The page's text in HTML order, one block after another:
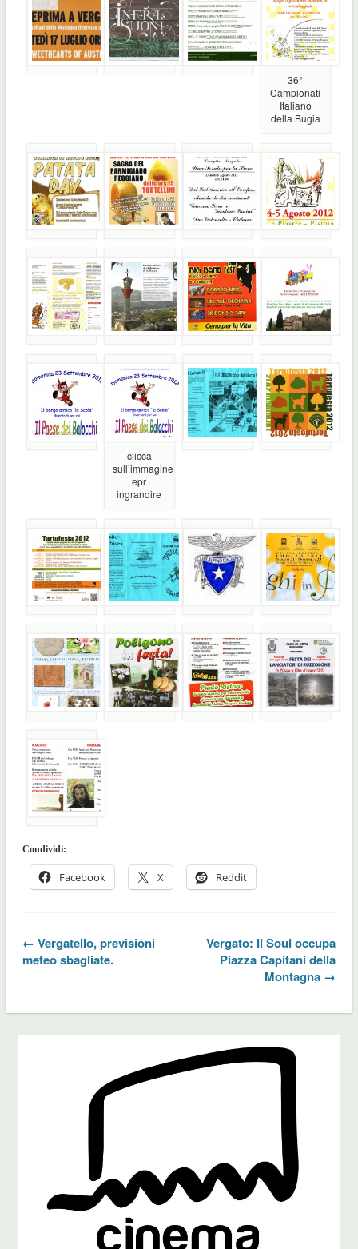
36°
Campionati
Italiano
della Bugia
clicca
sull’immagine
epr
ingrandire
Condividi:
Facebook X Reddit
← Vergatello, previsioni
meteo sbagliate.
Vergato: Il Soul occupa
Piazza Capitani della
Montagna →